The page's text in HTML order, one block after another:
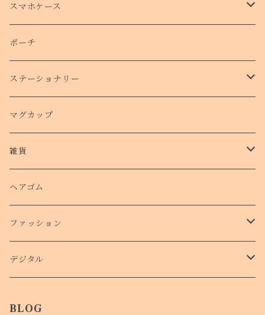
トートバッグ
スマホケース
側面プリントハードケース
手帳型スマホケース
クリアケース
クッションバンパーケース
スマホリング
ショルダー付きケース
ポーチ
ステーショナリー
カード
クリアファイル
ステッカー
マグカップ
雑貨
パスケース
ヘアゴム
ファッション
Ｔシャツ
デジタル
BLOG